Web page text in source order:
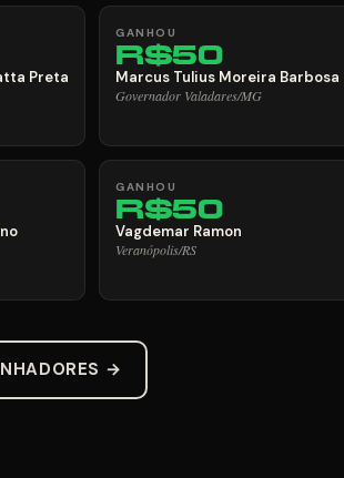
Preta
GANHOU
R$50
Marcus Tulius Moreira Barbosa
Governador Valadares/MG
GANHOU
R$50
Vagdemar Ramon
Veranópolis/RS
→